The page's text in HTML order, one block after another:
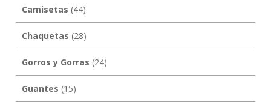
Camisetas (44)
Chaquetas (28)
Gorros y Gorras (24)
Guantes (15)